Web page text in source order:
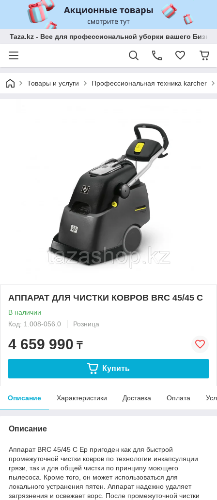
Taza.kz - Все для профессиональной уборки вашего
Товары и услуги Профессиональная техника karcher
АППАРАТ ДЛЯ ЧИСТКИ КОВРОВ BRC 45/45 C
В наличии
Код: 1.008-056.0
Розница
4 659 990 ₸
Купить
Описание Характеристики Доставка Оплата
Описание
Аппарат BRC 45/45 C Ep пригоден как для быстрой
промежуточной чистки ковров по технологии инкапсуляции
грязи, так и для общей чистки по принципу моющего
пылесоса. Кроме того, он может использоваться для
локального устранения пятен. Аппарат надежно удаляет
загрязнения и освежает ворс. После промежуточной чистки